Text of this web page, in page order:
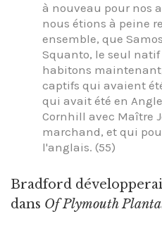
à nouveau pour nos
nous étions à peine
ensemble, que
Squanto, le seul
habitons
captifs qui avaient
qui avait été en
Cornhill avec Maître
marchand, et qui
l'anglais. (55)
Bradford
dans Of Plymouth